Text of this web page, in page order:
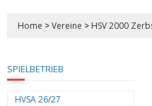
Home >Vereine > HSV 2000
SPIELBETRIEB
HVSA 26/27